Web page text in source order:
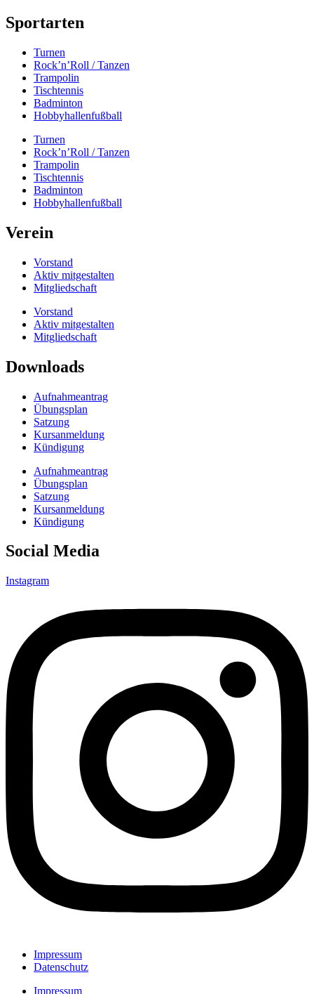
Sportarten
Turnen
Rock’n’Roll / Tanzen
Trampolin
Tischtennis
Badminton
Hobbyhallenfußball
Turnen
Rock’n’Roll / Tanzen
Trampolin
Tischtennis
Badminton
Hobbyhallenfußball
Verein
Vorstand
Aktiv mitgestalten
Mitgliedschaft
Vorstand
Aktiv mitgestalten
Mitgliedschaft
Downloads
Aufnahmeantrag
Übungsplan
Satzung
Kursanmeldung
Kündigung
Aufnahmeantrag
Übungsplan
Satzung
Kursanmeldung
Kündigung
Social Media
Instagram
Impressum
Datenschutz
Impressum